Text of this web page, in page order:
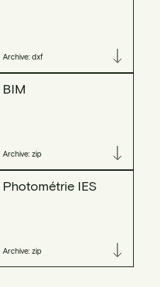
Archive: dxf
BIM
Archive: zip
Photométrie IES
Archive: zip